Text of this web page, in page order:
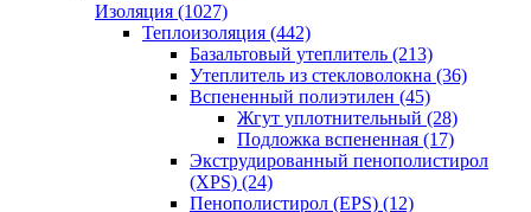
Изоляция (1027)
Теплоизоляция (442)
Базальтовый утеплитель (213)
Утеплитель из стекловолокна (36)
Вспененный полиэтилен (45)
Жгут уплотнительный (28)
Подложка вспененная (17)
Экструдированный пенополистирол
(XPS) (24)
Пенополистирол (EPS) (12)